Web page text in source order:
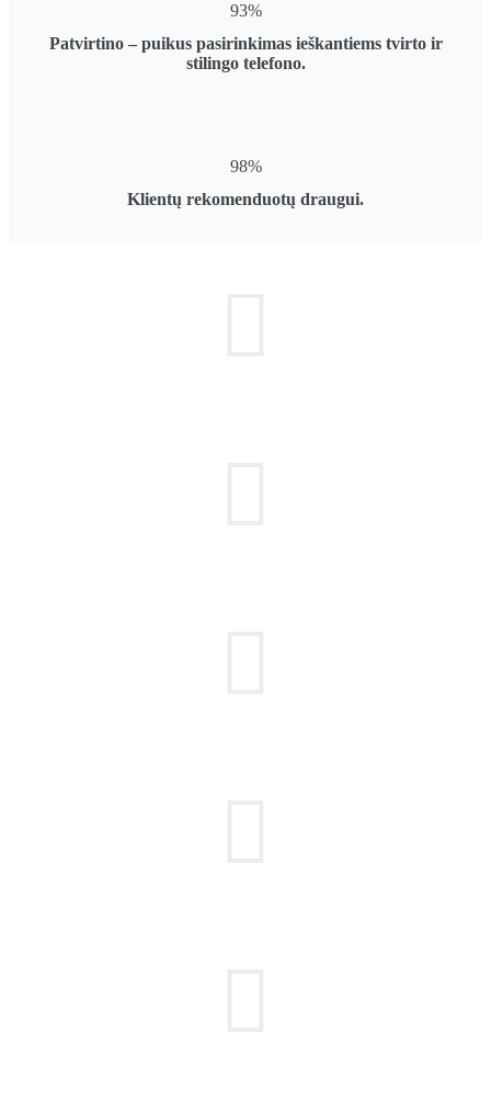
93%
Patvirtino – puikus pasirinkimas ieškantiems tvirto ir
stilingo telefono.
98%
Klientų rekomenduotų draugui.